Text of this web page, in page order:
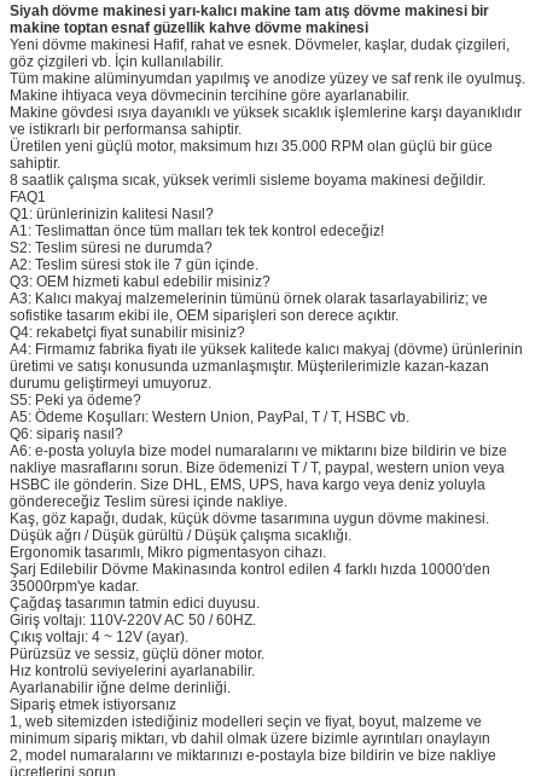
Siyah dövme makinesi yarı-kalıcı makine tam atış dövme makinesi bir
makine toptan esnaf güzellik kahve dövme makinesi
Yeni dövme makinesi Hafif, rahat ve esnek. Dövmeler, kaşlar, dudak çizgileri,
göz çizgileri vb. İçin kullanılabilir.
Tüm makine alüminyumdan yapılmış ve anodize yüzey ve saf renk ile oyulmuş.
Makine ihtiyaca veya dövmecinin tercihine göre ayarlanabilir.
Makine gövdesi ısıya dayanıklı ve yüksek sıcaklık işlemlerine karşı dayanıklıdır
ve istikrarlı bir performansa sahiptir.
Üretilen yeni güçlü motor, maksimum hızı 35.000 RPM olan güçlü bir güce
sahiptir.
8 saatlik çalışma sıcak, yüksek verimli sisleme boyama makinesi değildir.
FAQ1
Q1: ürünlerinizin kalitesi Nasıl?
A1: Teslimattan önce tüm malları tek tek kontrol edeceğiz!
S2: Teslim süresi ne durumda?
A2: Teslim süresi stok ile 7 gün içinde.
Q3: OEM hizmeti kabul edebilir misiniz?
A3: Kalıcı makyaj malzemelerinin tümünü örnek olarak tasarlayabiliriz; ve
sofistike tasarım ekibi ile, OEM siparişleri son derece açıktır.
Q4: rekabetçi fiyat sunabilir misiniz?
A4: Firmamız fabrika fiyatı ile yüksek kalitede kalıcı makyaj (dövme) ürünlerinin
üretimi ve satışı konusunda uzmanlaşmıştır. Müşterilerimizle kazan-kazan
durumu geliştirmeyi umuyoruz.
S5: Peki ya ödeme?
A5: Ödeme Koşulları: Western Union, PayPal, T / T, HSBC vb.
Q6: sipariş nasıl?
A6: e-posta yoluyla bize model numaralarını ve miktarını bize bildirin ve bize
nakliye masraflarını sorun. Bize ödemenizi T / T, paypal, western union veya
HSBC ile gönderin. Size DHL, EMS, UPS, hava kargo veya deniz yoluyla
göndereceğiz Teslim süresi içinde nakliye.
Kaş, göz kapağı, dudak, küçük dövme tasarımına uygun dövme makinesi.
Düşük ağrı / Düşük gürültü / Düşük çalışma sıcaklığı.
Ergonomik tasarımlı, Mikro pigmentasyon cihazı.
Şarj Edilebilir Dövme Makinasında kontrol edilen 4 farklı hızda 10000'den
35000rpm'ye kadar.
Çağdaş tasarımın tatmin edici duyusu.
Giriş voltajı: 110V-220V AC 50 / 60HZ.
Çıkış voltajı: 4 ~ 12V (ayar).
Pürüzsüz ve sessiz, güçlü döner motor.
Hız kontrolü seviyelerini ayarlanabilir.
Ayarlanabilir iğne delme derinliği.
Sipariş etmek istiyorsanız
1, web sitemizden istediğiniz modelleri seçin ve fiyat, boyut, malzeme ve
minimum sipariş miktarı, vb dahil olmak üzere bizimle ayrıntıları onaylayın
2, model numaralarını ve miktarınızı e-postayla bize bildirin ve bize nakliye
ücretlerini sorun.